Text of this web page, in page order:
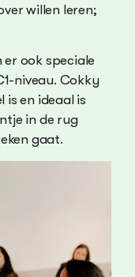
willen leren;
er ook speciale
niveau. Cokky
is en ideaal is
in de rug
gaat.